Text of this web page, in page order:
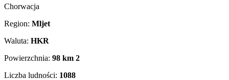
Chorwacja
Region: Mljet
Waluta: HKR
Powierzchnia: 98 km 2
Liczba ludności: 1088